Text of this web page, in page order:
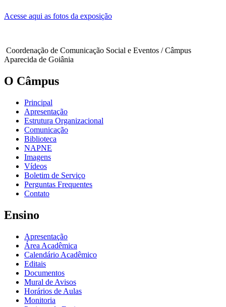
Acesse aqui as fotos da exposição
Coordenação de Comunicação Social e Eventos / Câmpus
Aparecida de Goiânia
O Câmpus
Principal
Apresentação
Estrutura Organizacional
Comunicação
Biblioteca
NAPNE
Imagens
Vídeos
Boletim de Serviço
Perguntas Frequentes
Contato
Ensino
Apresentação
Área Acadêmica
Calendário Acadêmico
Editais
Documentos
Mural de Avisos
Horários de Aulas
Monitoria